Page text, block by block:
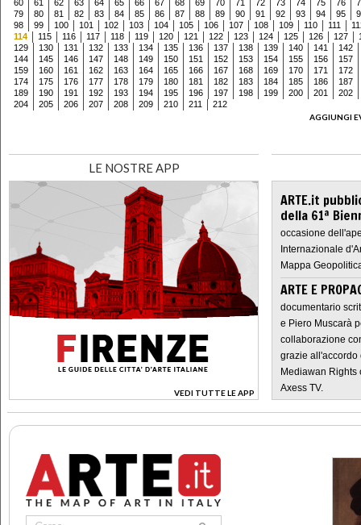
60 61 62 63 64 65 66 67 68 69 70 71 72 73 74 75 76
79
80 81 82 83 84 85 86 87 88 89 90 91 92 93 94 95
98
99 100 101 102 103 104 105 106 107 108 109 110 111
114
115 116 117 118 119 120 121 122 123 124 125 126 127
129
130 131 132 133 134 135 136 137 138 139 140 141
142
144
145 146 147 148 149 150 151 152 153 154 155 156
157
159
160 161 162 163 164 165 166 167 168 169 170 171
172
174
175 176 177 178 179 180 181 182 183 184 185 186
187
189
190 191 192 193 194 195 196 197 198 199 200 201
202
204
205 206 207 208 209 210 211
212
AGGIUNGI
LE NOSTRE APP
VEDI TUTTE LE APP
>
ARTE.it
della 61ª
occasione
Internazionale
Mappa
ARTE E
documentario
e Piero Muscarà
collaborazione
grazie all'accordo
Mediawan Rights
Axess TV.